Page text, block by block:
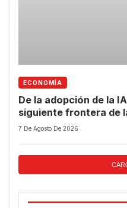
ECONOMÍA
De la adopción de la
siguiente frontera de
7 De Agosto De 2026